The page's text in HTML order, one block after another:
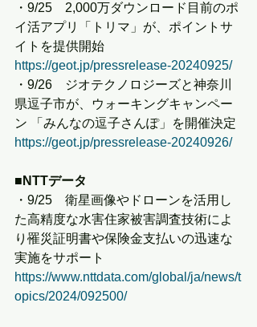
・9/25　2,000万ダウンロード目前のポ
イ活アプリ「トリマ」が、ポイントサ
イトを提供開始
https://geot.jp/pressrelease-20240925/
・9/26　ジオテクノロジーズと神奈川
県逗子市が、ウォーキングキャンペー
ン 「みんなの逗子さんぽ」を開催決定
https://geot.jp/pressrelease-20240926/
■NTTデータ
・9/25　衛星画像やドローンを活用し
た高精度な水害住家被害調査技術によ
り罹災証明書や保険金支払いの迅速な
実施をサポート
https://www.nttdata.com/global/ja/news/t
opics/2024/092500/